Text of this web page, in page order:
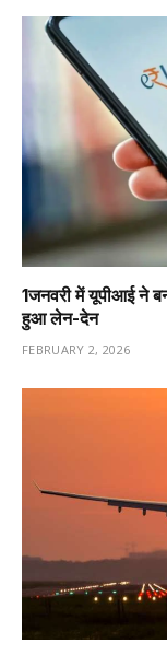
1️जनवरी में यूपीआई ने
हुआ लेन-देन
FEBRUARY 2, 2026